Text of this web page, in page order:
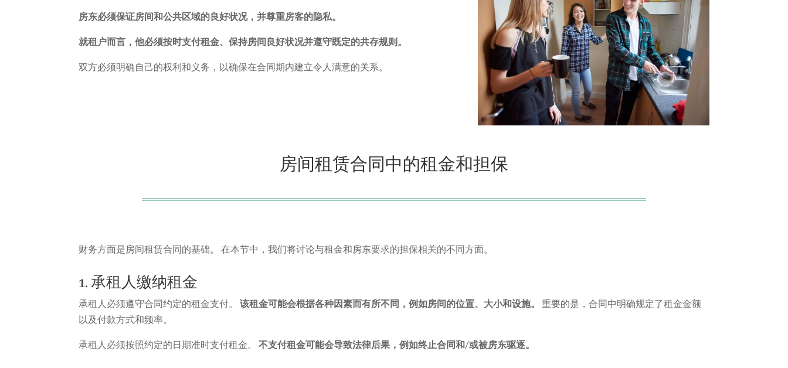
房东必须保证房间和公共区域的良好状况，并尊重房客的隐私。
就租户而言，他必须按时支付租金、保持房间良好状况并遵守既定的共存规则。
双方必须明确自己的权利和义务，以确保在合同期内建立令人满意的关系。
房间租赁合同中的租金和担保
财务方面是房间租赁合同的基础。 在本节中，我们将讨论与租金和房东要求的担保相关的不同方面。
1. 承租人缴纳租金
承租人必须遵守合同约定的租金支付。该租金可能会根据各种因素而有所不同，例如房间的位置、大小和设施。
重要的是，合同中明确规定了租金金额
以及付款方式和频率。
承租人必须按照约定的日期准时支付租金。不支付租金可能会导致法律后果，例如终止合同和/或被房东驱逐。